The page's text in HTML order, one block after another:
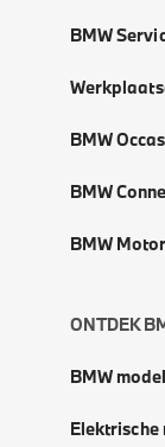
BMW
BMW
BMW
BMW
ONTDEK
BMW
Elektrische